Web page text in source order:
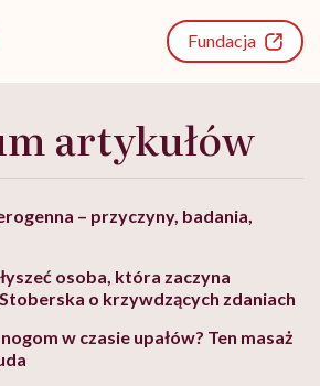
Fundacja
artykułów
– przyczyny, badania,
osoba, która zaczyna
o krzywdzących zdaniach
w czasie upałów? Ten masaż